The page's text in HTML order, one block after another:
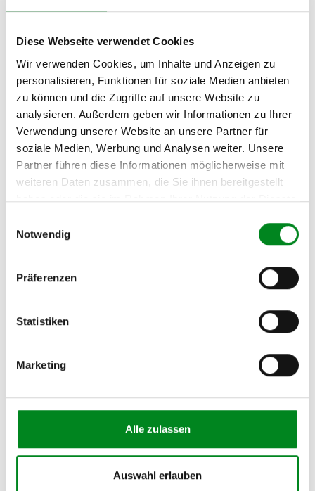
Diese Webseite verwendet Cookies
Wir verwenden Cookies, um Inhalte und Anzeigen zu
personalisieren, Funktionen für soziale Medien anbieten
zu können und die Zugriffe auf unsere Website zu
analysieren. Außerdem geben wir Informationen zu Ihrer
Verwendung unserer Website an unsere Partner für
soziale Medien, Werbung und Analysen weiter. Unsere
Partner führen diese Informationen möglicherweise mit
weiteren Daten zusammen, die Sie ihnen bereitgestellt
haben oder die sie im Rahmen Ihrer Nutzung der Dienste
Notwendig
Präferenzen
Statistiken
Marketing
Alle zulassen
Auswahl erlauben
Zur exakten Fahrzeug-Identifizierung können Sie auch unseren
Support kontaktieren (Chat, Telefon oder E-Mail).
Wir benötigen folgende Fahrzeugdaten:Schlüsselnummer
(2.1) und zu 3 (2.2) oderFahrgestellnummer.
Passendes Fahrzeug nicht dabei?
Fahrzeug-Suche für AT-Servopumpen
Oder einfachim Chatnachfragen.
Hersteller/EU Verantwortliche
Hersteller
TMC Turbolader Manufaktur Coesfeld
Telefon: